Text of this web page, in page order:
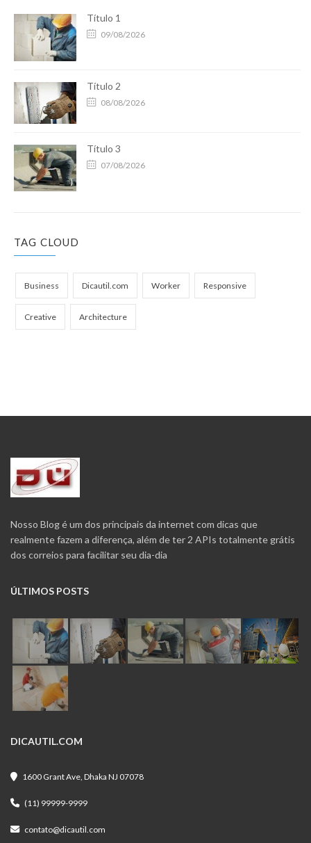
Título 1
09/08/2026
Título 2
08/08/2026
Título 3
07/08/2026
TAG CLOUD
Business Dicautil.com Worker Responsive
Creative Architecture
Nosso Blog é um dos principais da internet com dicas que
realmente fazem a diferença, além de ter 2 APIs totalmente grátis
dos correios para facilitar seu dia-dia
ÚLTIMOS POSTS
DICAUTIL.COM
1600 Grant Ave, Dhaka NJ 07078
(11) 99999-9999
contato@dicautil.com